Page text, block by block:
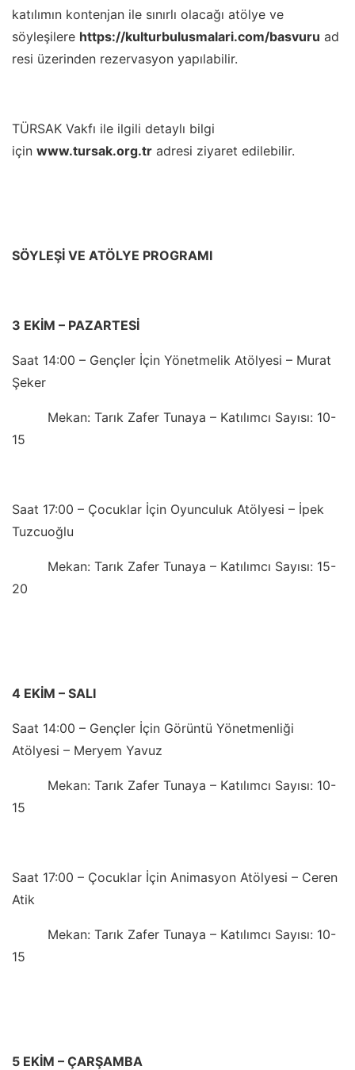
katılımın kontenjan ile sınırlı olacağı atölye ve
söyleşilere https://kulturbulusmalari.com/basvuru ad
resi üzerinden rezervasyon yapılabilir.
TÜRSAK Vakfı ile ilgili detaylı bilgi
için www.tursak.org.tr adresi ziyaret edilebilir.
SÖYLEŞİ VE ATÖLYE PROGRAMI
3 EKİM – PAZARTESİ
Saat 14:00 – Gençler İçin Yönetmelik Atölyesi – Murat
Şeker
Mekan: Tarık Zafer Tunaya – Katılımcı Sayısı: 10-
15
Saat 17:00 – Çocuklar İçin Oyunculuk Atölyesi – İpek
Tuzcuoğlu
Mekan: Tarık Zafer Tunaya – Katılımcı Sayısı: 15-
20
4 EKİM – SALI
Saat 14:00 – Gençler İçin Görüntü Yönetmenliği
Atölyesi – Meryem Yavuz
Mekan: Tarık Zafer Tunaya – Katılımcı Sayısı: 10-
15
Saat 17:00 – Çocuklar İçin Animasyon Atölyesi – Ceren
Atik
Mekan: Tarık Zafer Tunaya – Katılımcı Sayısı: 10-
15
5 EKİM – ÇARŞAMBA